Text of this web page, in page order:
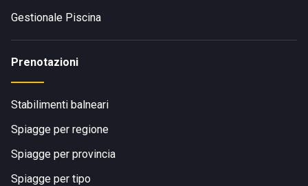
Gestionale Piscina
Prenotazioni
Stabilimenti balneari
Spiagge per regione
Spiagge per provincia
Spiagge per tipo